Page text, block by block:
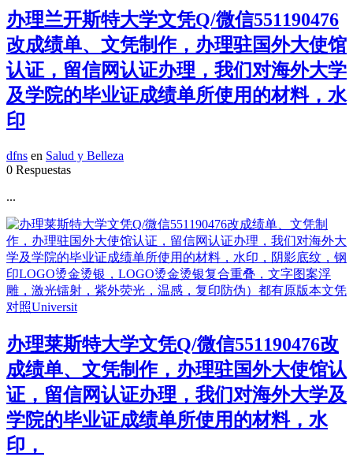
办理兰开斯特大学文凭Q/微信551190476
改成绩单、文凭制作，办理驻国外大使馆
认证，留信网认证办理，我们对海外大学
及学院的毕业证成绩单所使用的材料，水
印
dfns en Salud y Belleza
0 Respuestas
...
办理莱斯特大学文凭Q/微信551190476改
成绩单、文凭制作，办理驻国外大使馆认
证，留信网认证办理，我们对海外大学及
学院的毕业证成绩单所使用的材料，水
印，